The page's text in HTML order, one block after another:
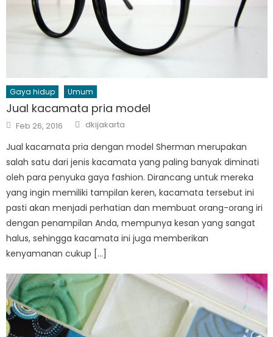
Gaya hidup Umum
Jual kacamata pria model
Posted
on
Feb 26, 2016 Author
dkijakarta
Jual kacamata pria dengan model Sherman merupakan
salah satu dari jenis kacamata yang paling banyak diminati
oleh para penyuka gaya fashion. Dirancang untuk mereka
yang ingin memiliki tampilan keren, kacamata tersebut ini
pasti akan menjadi perhatian dan membuat orang-orang iri
dengan penampilan Anda, mempunya kesan yang sangat
halus, sehingga kacamata ini juga memberikan
kenyamanan cukup […]